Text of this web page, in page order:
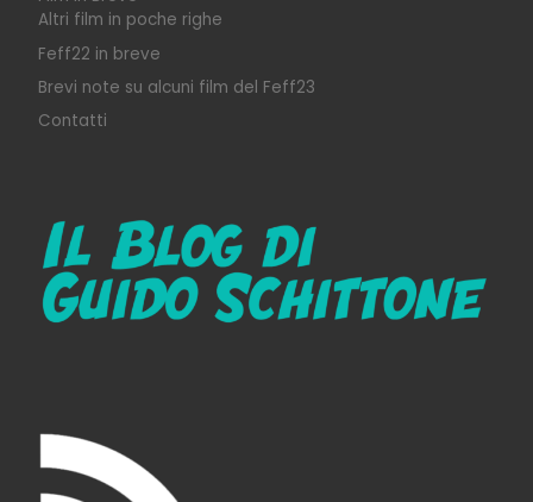
Altri film in poche righe
Feff22 in breve
Brevi note su alcuni film del Feff23
Contatti